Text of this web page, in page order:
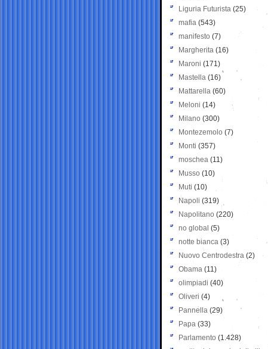
Liguria Futurista (25)
mafia (543)
manifesto (7)
Margherita (16)
Maroni (171)
Mastella (16)
Mattarella (60)
Meloni (14)
Milano (300)
Montezemolo (7)
Monti (357)
moschea (11)
Musso (10)
Muti (10)
Napoli (319)
Napolitano (220)
no global (5)
notte bianca (3)
Nuovo Centrodestra (2)
Obama (11)
olimpiadi (40)
Oliveri (4)
Pannella (29)
Papa (33)
Parlamento (1.428)